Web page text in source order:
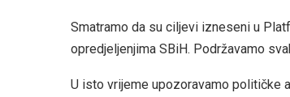
Smatramo da su ciljevi izneseni u
opredjeljenjima SBiH. Podržavamo
U isto vrijeme upozoravamo političke